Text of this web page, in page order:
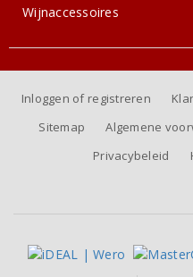
Wijnaccessoires
Inloggen of registreren
Sitemap
Algemene
Privacybeleid